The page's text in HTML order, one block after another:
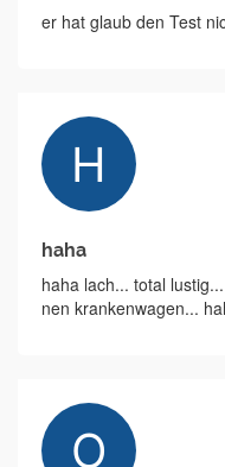
er hat glaub den Test
haha
haha lach... total
nen krankenwagen...